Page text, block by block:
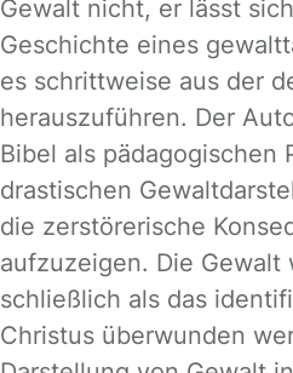
Gewalt nicht, er lässt
Geschichte eines
es schrittweise aus der
herauszuführen. Der
Bibel als pädagogischen
drastischen
die zerstörerische
aufzuzeigen. Die Gewalt
schließlich als das
Christus überwunden